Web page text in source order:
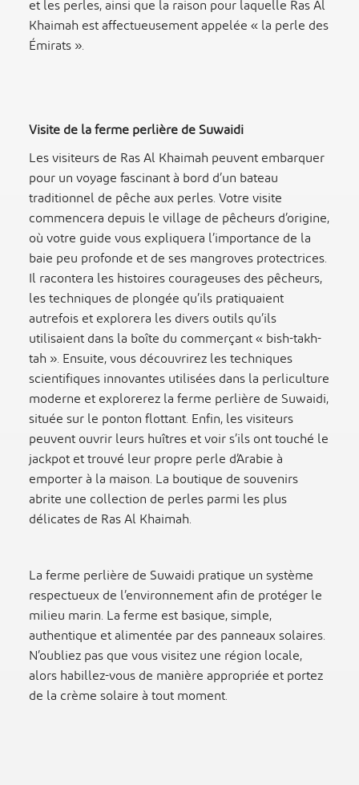
et les perles, ainsi que la raison pour laquelle Ras Al
Khaimah est affectueusement appelée « la perle des
Émirats ».
Visite de la ferme perlière de Suwaidi
Les visiteurs de Ras Al Khaimah peuvent embarquer
pour un voyage fascinant à bord d’un bateau
traditionnel de pêche aux perles. Votre visite
commencera depuis le village de pêcheurs d’origine,
où votre guide vous expliquera l’importance de la
baie peu profonde et de ses mangroves protectrices.
Il racontera les histoires courageuses des pêcheurs,
les techniques de plongée qu’ils pratiquaient
autrefois et explorera les divers outils qu’ils
utilisaient dans la boîte du commerçant « bish-takh-
tah ». Ensuite, vous découvrirez les techniques
scientifiques innovantes utilisées dans la perliculture
moderne et explorerez la ferme perlière de Suwaidi,
située sur le ponton flottant. Enfin, les visiteurs
peuvent ouvrir leurs huîtres et voir s’ils ont touché le
jackpot et trouvé leur propre perle d’Arabie à
emporter à la maison. La boutique de souvenirs
abrite une collection de perles parmi les plus
délicates de Ras Al Khaimah.
La ferme perlière de Suwaidi pratique un système
respectueux de l’environnement afin de protéger le
milieu marin. La ferme est basique, simple,
authentique et alimentée par des panneaux solaires.
N’oubliez pas que vous visitez une région locale,
alors habillez-vous de manière appropriée et portez
de la crème solaire à tout moment.